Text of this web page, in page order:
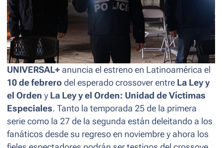
UNIVERSAL+ anuncia el estreno en Latinoamérica el
10 de febrero del esperado crossover entre La Ley y
el Orden y La Ley y el Orden: Unidad de Víctimas
Especiales. Tanto la temporada 25 de la primera
serie como la 27 de la segunda están deleitando a los
fanáticos desde su regreso en noviembre y ahora los